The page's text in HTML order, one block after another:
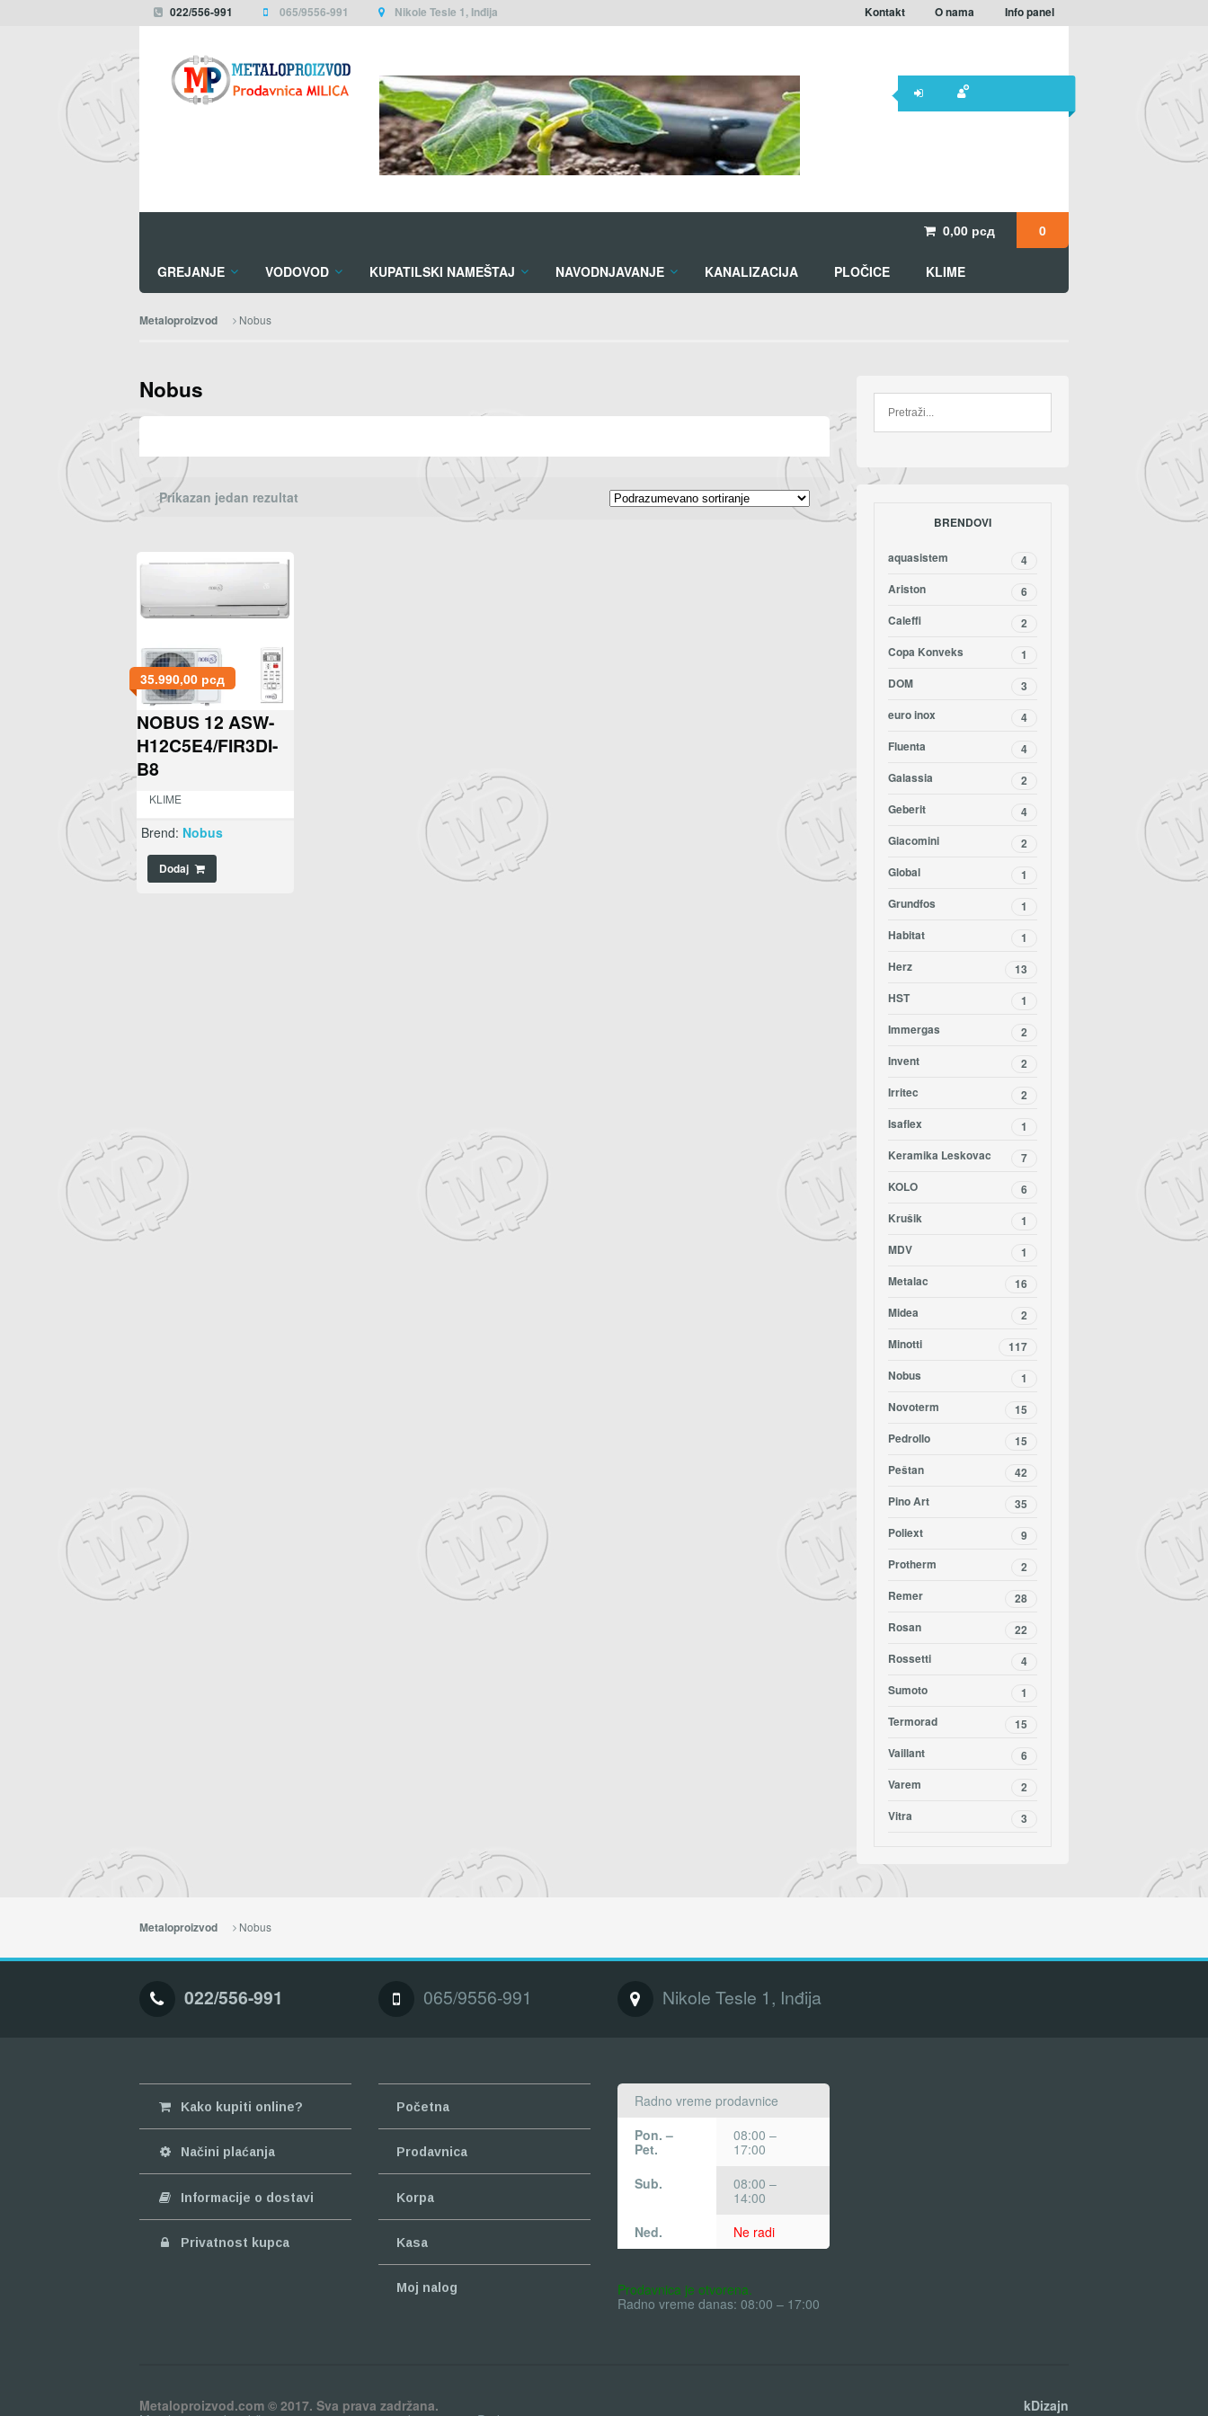
022/556-991 065/9556-991 Nikole Tesle 1, Inđija Kontakt O nama Info panel
0,00 рсд 0
GREJANJE VODOVOD KUPATILSKI NAMEŠTAJ NAVODNJAVANJE KANALIZACIJA PLOČICE KLIME
Metaloproizvod Nobus
Nobus
Prikazan jedan rezultat
35.990,00 рсд
NOBUS 12 ASW-
H12C5E4/FIR3DI-
B8
KLIME
Brend: Nobus
Dodaj
BRENDOVI
aquasistem
4
Ariston
6
Caleffi
2
Copa Konveks
1
DOM
3
euro inox
4
Fluenta
4
Galassia
2
Geberit
4
Giacomini
2
Global
1
Grundfos
1
Habitat
1
Herz
13
HST
1
Immergas
2
Invent
2
Irritec
2
Isaflex
1
Keramika Leskovac
7
KOLO
6
Krušik
1
MDV
1
Metalac
16
Midea
2
Minotti
117
Nobus
1
Novoterm
15
Pedrollo
15
Peštan
42
Pino Art
35
Poliext
9
Protherm
2
Remer
28
Rosan
22
Rossetti
4
Sumoto
1
Termorad
15
Vaillant
6
Varem
2
Vitra
3
Metaloproizvod Nobus
022/556-991 065/9556-991 Nikole Tesle 1, Inđija
Kako kupiti online?
Načini plaćanja
Informacije o dostavi
Privatnost kupca
Početna
Prodavnica
Korpa
Kasa
Moj nalog
Radno vreme prodavnice
Pon. –
Pet.
08:00 –
17:00
Sub.
08:00 –
14:00
Ned.
Ne radi
Prodavnica je otvorena.
Radno vreme danas: 08:00 – 17:00
Metaloproizvod.com © 2017. Sva prava zadržana.
kDizajn